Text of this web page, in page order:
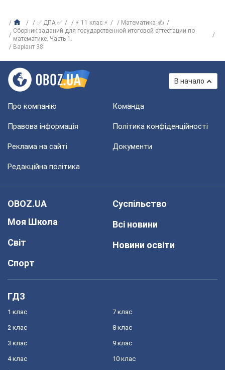
✅ ДПА ✅ ⚡ 11 клас ⚡
Математика ✍
Сборник заданий для государственной итоговой аттестации по
математике. Часть 1.
Варіант 38
В начало
Про компанію Команда
Правова інформація Політика конфіденційності
Реклама на сайті Документи
Редакційна політика
OBOZ.UA
Моя Школа
Світ
Спорт
Суспільство
Всі новини
Новини освіти
ГДЗ
1 клас
2 клас
3 клас
4 клас
7 клас
8 клас
9 клас
10 клас